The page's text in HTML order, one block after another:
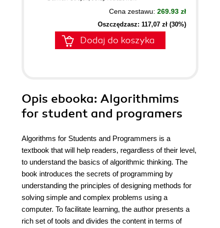
Cena zestawu: 269.93 zł
Oszczędzasz: 117,07 zł (30%)
Dodaj do koszyka
Opis ebooka: Algorithmims
for student and programers
Algorithms for Students and Programmers is a
textbook that will help readers, regardless of their level,
to understand the basics of algorithmic thinking. The
book introduces the secrets of programming by
understanding the principles of designing methods for
solving simple and complex problems using a
computer. To facilitate learning, the author presents a
rich set of tools and divides the content in terms of